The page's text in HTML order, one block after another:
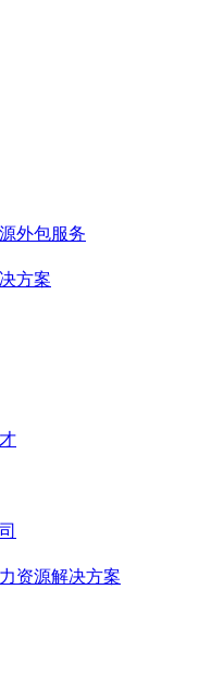
外包服务
方案
资源解决方案